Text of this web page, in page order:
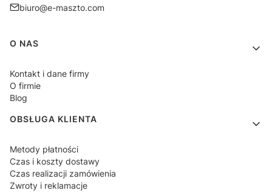
biuro@e-maszto.com
Linki w stopce
O NAS
Kontakt i dane firmy
O firmie
Blog
OBSŁUGA KLIENTA
Metody płatności
Czas i koszty dostawy
Czas realizacji zamówienia
Zwroty i reklamacje